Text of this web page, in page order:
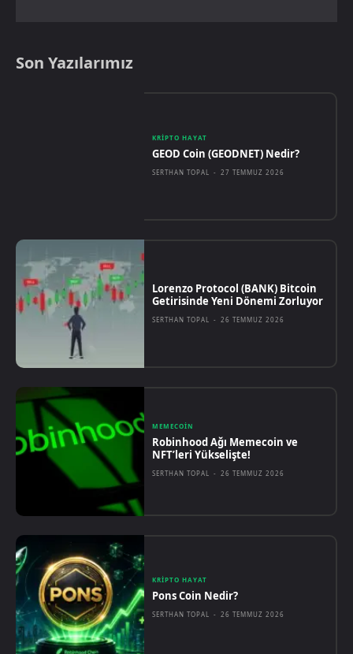
Son Yazılarımız
KRIPTO HAYAT
GEOD Coin (GEODNET) Nedir?
SERTHAN TOPAL - 27 TEMMUZ 2026
Lorenzo Protocol (BANK) Bitcoin
Getirisinde Yeni Dönemi Zorluyor
SERTHAN TOPAL - 26 TEMMUZ 2026
MEMECOIN
Robinhood Ağı Memecoin ve
NFT’leri Yükselişte!
SERTHAN TOPAL - 26 TEMMUZ 2026
KRIPTO HAYAT
Pons Coin Nedir?
SERTHAN TOPAL - 26 TEMMUZ 2026